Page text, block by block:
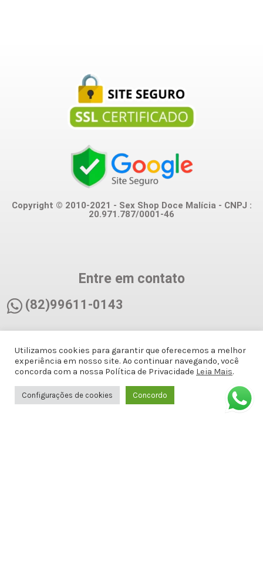
Copyright © 2010-2021 - Sex Shop Doce Malícia - CNPJ :
20.971.787/0001-46
Entre em contato
(82)99611-0143
docemalicianet@gmail.com
Avenida Doutor Antônio Gomes de
Utilizamos cookies para garantir que oferecemos a melhor
experiência em nosso site. Ao continuar navegando, você
concorda com a nossa Política de Privacidade Leia Mais.
Configurações de cookies Concordo